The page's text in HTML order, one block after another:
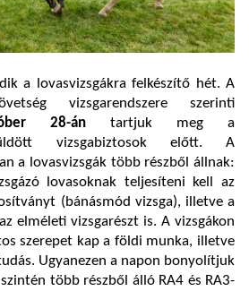
a lovasvizsgákra felkészítő hét. A
vizsgarendszere szerinti
28-án tartjuk meg a
vizsgabiztosok előtt. A
a lovasvizsgák több részből állnak:
lovasoknak teljesíteni kell az
(bánásmód vizsga), illetve a
elméleti vizsgarészt is. A vizsgákon
szerepet kap a földi munka, illetve
Ugyanezen a napon bonyolítjuk
több részből álló RA4 és RA3-